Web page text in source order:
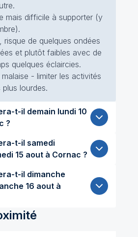
mais difficile à supporter (y
risque de quelques ondées
et plutôt faibles avec de
quelques éclaircies.
- limiter les activités
plus lourdes.
il demain lundi 10
?
t-il samedi
samedi 15 aout à Cornac ?
t-il dimanche